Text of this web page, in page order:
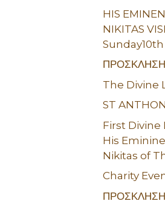
HIS
NIKITAS
ΠΡΟΣΚΛΗΣΗ
The Divine
ST
First
His
Nikitas of
Charity
ΠΡΟΣΚΛΗΣΗ